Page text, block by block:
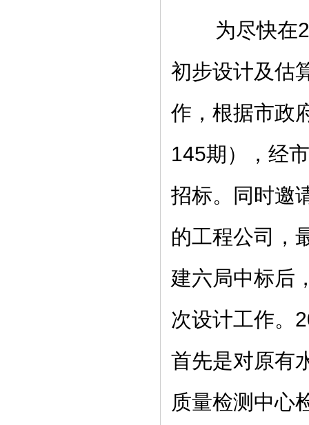
为尽快在
初步设计及估
作，根据市政
145期），经
招标。同时邀
的工程公司，
建六局中标后
次设计工作。
首先是对原有
质量检测中心